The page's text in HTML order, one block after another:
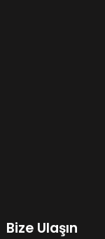
Bize Ulaşın